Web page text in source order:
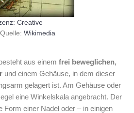
Creative
, Quelle: Wikimedia
aus einem frei beweglichen,
und einem Gehäuse, in dem dieser
gelagert ist. Am Gehäuse oder
eine Winkelskala angebracht. Der
Form einer Nadel oder – in einigen